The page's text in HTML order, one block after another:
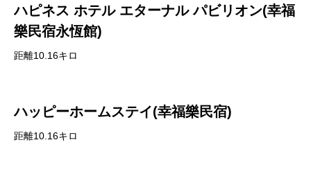
ハピネス ホテル エターナル パビリオン(幸福
樂民宿永恆館)
距離10.16キロ
ハッピーホームステイ(幸福樂民宿)
距離10.16キロ